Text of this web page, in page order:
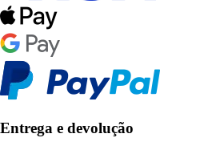
Entrega e devolução